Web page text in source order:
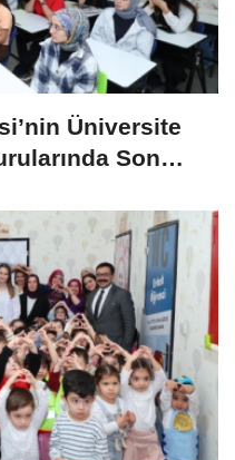
Üniversite
Son